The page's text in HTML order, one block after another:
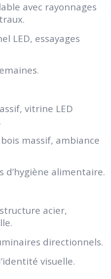
avec rayonnages
LED, essayages
vitrine LED
massif, ambiance
d’hygiène alimentaire.
acier,
directionnels.
visuelle.